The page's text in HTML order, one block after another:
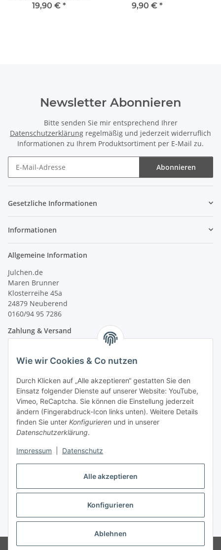
Alle akzeptieren
Konfigurieren
Ablehnen
Wie wir Cookies & Co nutzen
Durch Klicken auf „Alle akzeptieren“ gestatten Sie den
Einsatz folgender Dienste auf unserer Website: YouTube,
Vimeo, ReCaptcha. Sie können die Einstellung jederzeit
ändern (Fingerabdruck-Icon links unten). Weitere Details
finden Sie unter Konfigurieren und in unserer
Datenschutzerklärung.
Impressum Datenschutz
19,90 € *
9,90 € *
Newsletter Abonnieren
Bitte senden Sie mir entsprechend Ihrer
Datenschutzerklärung regelmäßig und jederzeit widerruflich
Informationen zu Ihrem Produktsortiment per E-Mail zu.
Abonnieren
Gesetzliche Informationen
Informationen
Allgemeine Information
Julchen.de
Maren Brunner
Klosterreihe 45a
24879 Neuberend
0160/94 95 7286
Zahlung & Versand
Vertrag widerrufen
* Alle Preise inkl. gesetzlicher USt., zzgl.Versand